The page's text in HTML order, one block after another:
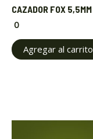
CAZADOR FOX 5,5MM
0
Agregar al carrito